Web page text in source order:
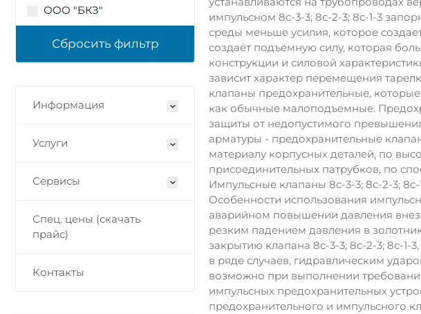
ООО "БКЗ"
Информация
Услуги
Сервисы
Спец. цены (скачать
прайс)
Контакты
импульсном 8c-3-3; 8с-2-3; 8с-1-3
среды меньше усилия, которое
создаёт подъёмную силу, которая
конструкции и силовой
зависит характер перемещения
клапаны предохранительные,
как обычные малоподъемные.
защиты от недопустимого
арматуры - предохранительные
материалу корпусных деталей, по
присоединительных патрубков, по
Импульсные клапаны 8c-3-3; 8с-2-3;
Особенности использования
аварийном повышении давления
резким падением давления в
закрытию клапана 8c-3-3; 8с-2-3; 8с-
в ряде случаев, гидравлическим
возможно при выполнении
импульсных предохранительных
предохранительного и импульсного